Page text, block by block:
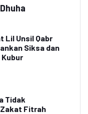
Lil Unsil Qabr
Siksa dan
Tidak
Fitrah